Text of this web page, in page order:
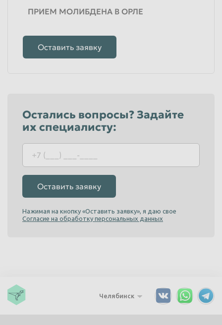
ПРИЕМ МОЛИБДЕНА В ОРЛЕ
Оставить заявку
Остались вопросы? Задайте
их специалисту:
Оставить заявку
Нажимая на кнопку «Оставить заявку», я даю свое
Согласие на обработку персональных данных
Челябинск